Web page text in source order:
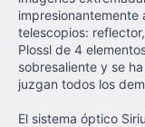
impresionantemente
telescopios:
Plossl de 4
sobresaliente y se
juzgan todos los
El sistema óptico